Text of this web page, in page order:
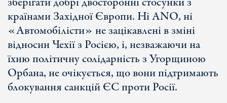
країнами Західної Європи. Ні ANO, ні
«Автомобілісти» не зацікавлені в зміні
відносин Чехії з Росією, і, незважаючи на
їхню політичну солідарність з Угорщиною
Орбана, не очікується, що вони підтримають
блокування санкцій ЄС проти Росії.